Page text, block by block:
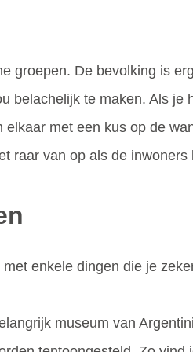
groepen. De bevolking is
belachelijk te maken. Als
met een kus op de
raar van op als de
enkele dingen die je
museum van